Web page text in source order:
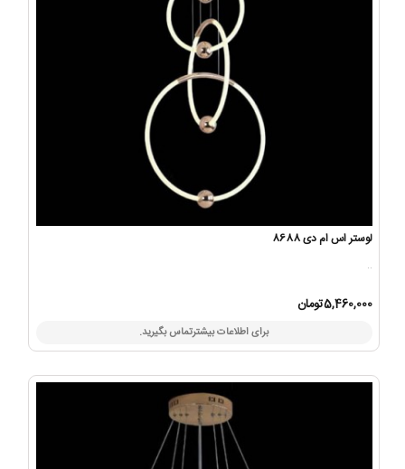
لوستر اس ام دی 8688
..
5,460,000تومان
برای اطلاعات بیشترتماس بگیرید.